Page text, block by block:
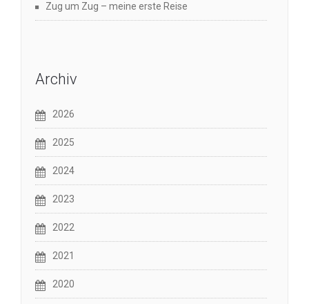
Zug um Zug – meine erste Reise
Archiv
2026
2025
2024
2023
2022
2021
2020